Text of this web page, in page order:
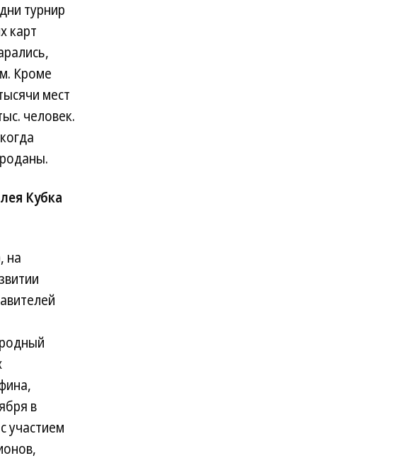
турнир
карт
Кроме
мест
человек.
Кубка
на
в
участием